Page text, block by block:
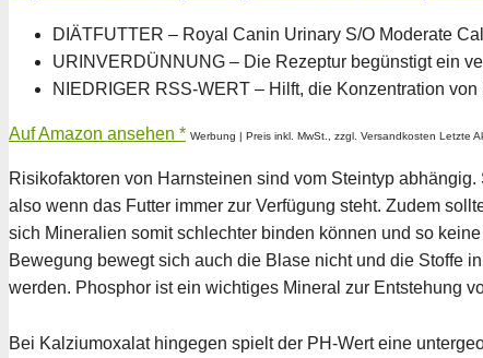
DIÄTFUTTER – Royal Canin Urinary S/O Moderate
URINVERDÜNNUNG – Die Rezeptur begünstigt ein
NIEDRIGER RSS-WERT – Hilft, die Konzentration
Auf Amazon ansehen * Werbung | Preis inkl. MwSt., zzgl. Versandkosten Letzte
Risikofaktoren von Harnsteinen sind vom Steintyp
also wenn das Futter immer zur Verfügung steht. Zudem
sich Mineralien somit schlechter binden können und so
Bewegung bewegt sich auch die Blase nicht und die Stoffe
werden. Phosphor ist ein wichtiges Mineral zur Entstehung
Bei Kalziumoxalat hingegen spielt der PH-Wert eine